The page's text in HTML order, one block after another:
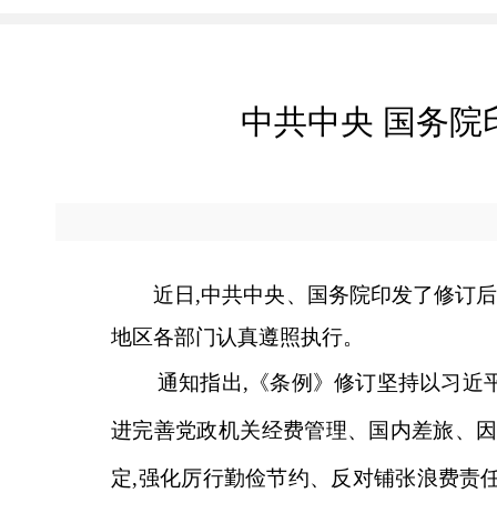
中共中央 国务院
近日,中共中央、国务院印发了修订
地区各部门认真遵照执行。
通知指出,《条例》修订坚持以习近
进完善党政机关经费管理、国内差旅、
定,强化厉行勤俭节约、反对铺张浪费责